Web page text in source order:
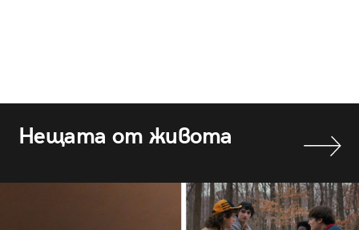
Нещата от живота